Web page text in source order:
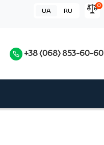
0
UA RU
+38 (068) 853-60-60